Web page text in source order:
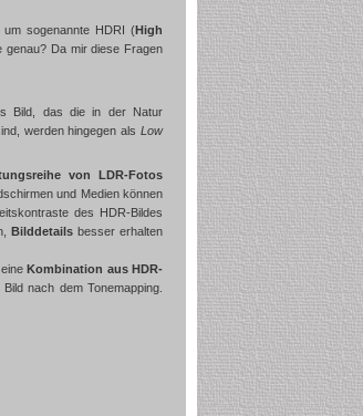
um sogenannte HDRI (High
Da mir diese Fragen
Bild, das die in der Natur
werden hingegen als Low
von LDR-Fotos
und Medien können
des HDR-Bildes
Bilddetailsbesser erhalten
eineKombination aus HDR-
nach dem Tonemapping.